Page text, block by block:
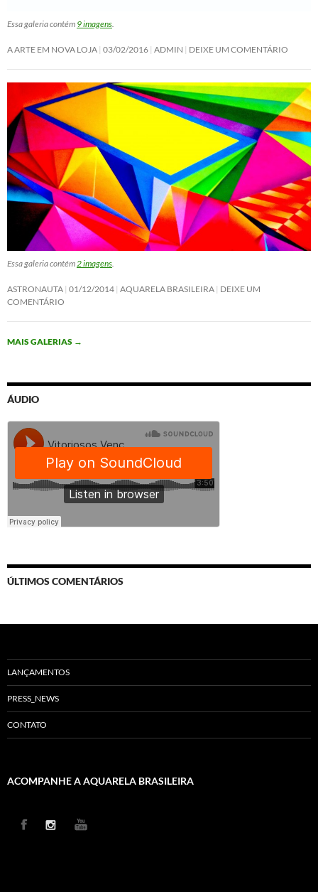
Essa galeria contém 9 imagens.
A ARTE EM NOVA LOJA 03/02/2016 ADMIN DEIXE UM COMENTÁRIO
Essa galeria contém2 imagens.
ASTRONAUTA 01/12/2014 AQUARELA BRASILEIRA DEIXE UM
COMENTÁRIO
MAIS GALERIAS →
ÁUDIO
ÚLTIMOS COMENTÁRIOS
LANÇAMENTOS
PRESS_NEWS
CONTATO
ACOMPANHE A AQUARELA BRASILEIRA